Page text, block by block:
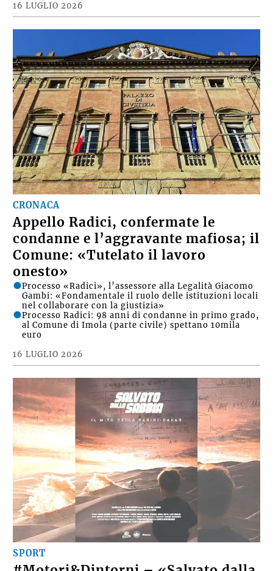
16 LUGLIO 2026
CRONACA
Appello Radici, confermate le
condanne e l’aggravante mafiosa; il
Comune: «Tutelato il lavoro
onesto»
16 LUGLIO 2026
Processo «Radici», l’assessore alla Legalità Giacomo
Gambi: «Fondamentale il ruolo delle istituzioni locali
nel collaborare con la giustizia»
Processo Radici: 98 anni di condanne in primo grado,
al Comune di Imola (parte civile) spettano 10mila
euro
SPORT